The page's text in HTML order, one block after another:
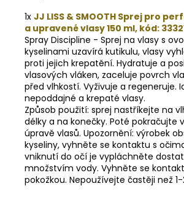
1x JJ LISS & SMOOTH Sprej pro
a upravené vlasy 150 ml, kód:
Spray Discipline - Sprej na vlasy s
kyselinami uzavírá kutikulu, vlasy
proti jejich krepatění. Hydratuje a
vlasových vláken, zaceluje povrch
před vlhkostí. Vyživuje a regeneruje.
nepoddajné a krepaté vlasy.
Způsob použití: sprej nastříkejte na
délky a na konečky. Poté pokračujte
úpravě vlasů. Upozornění: výrobek
kyseliny, vyhněte se kontaktu s
vniknutí do očí je vypláchněte
množstvím vody. Vyhněte se
pokožkou. Nepoužívejte častěji než